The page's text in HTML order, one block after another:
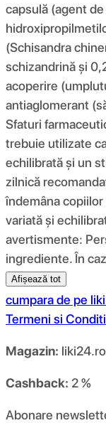
capsulă (agent
(Schisandra
schizandrină și
acoperire
antiaglomerant
Sfaturi
trebuie utilizate
echilibrată și un
zilnică
îndemâna
variată și
avertismente:
ingrediente. În
Afișează tot
cumpara de pe
Termeni si
Magazin: liki24.ro
Cashback: 2 %
Abonare